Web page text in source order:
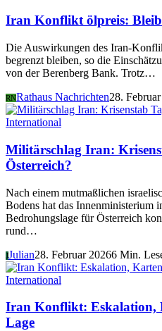
Iran Konflikt ölpreis:
Die Auswirkungen des Iran-
begrenzt bleiben, so die
von der Berenberg Bank. Trotz…
RNRathaus Nachrichten28.
International
Militärschlag Iran:
Österreich?
Nach einem mutmaßlichen
Bodens hat das Innenministerium
Bedrohungslage für Österreich
rund…
JJulian28. Februar 20266 Min.
International
Iran Konflikt: Eskalation,
Lage